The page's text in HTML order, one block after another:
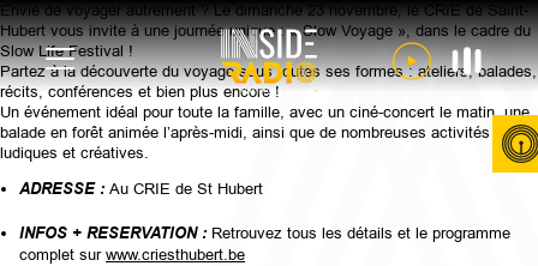
Envie de voyager autrement ? Le dimanche 23 novembre, le CRIE de Saint-
Hubert vous invite à une journée unique : « Slow Voyage », dans le cadre du
Slow Life Festival !
Partez à la découverte du voyage sous toutes ses formes : ateliers, balades,
récits, conférences et bien plus encore !
Un événement idéal pour toute la famille, avec un ciné-concert le matin, une
balade en forêt animée l’après-midi, ainsi que de nombreuses activités
ludiques et créatives.
ADRESSE : Au CRIE de St Hubert
INFOS + RESERVATION : Retrouvez tous les détails et le programme
complet surwww.criesthubert.be